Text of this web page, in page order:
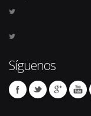
Síguenos